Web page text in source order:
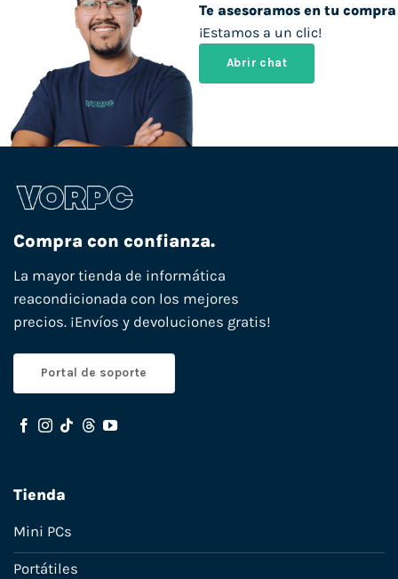
Te asesoramos en tu compra
¡Estamos a un clic!
Abrir chat
Compra con confianza.
La mayor tienda de informática
reacondicionada con los mejores
precios. ¡Envíos y devoluciones gratis!
Portal de soporte
Tienda
Mini PCs
Portátiles